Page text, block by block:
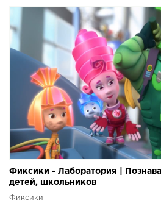
Фиксики - Лаборатория |
детей, школьников
Фиксики